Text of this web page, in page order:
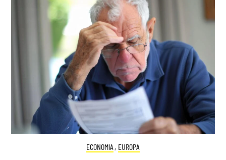
ECONOMIA , EUROPA